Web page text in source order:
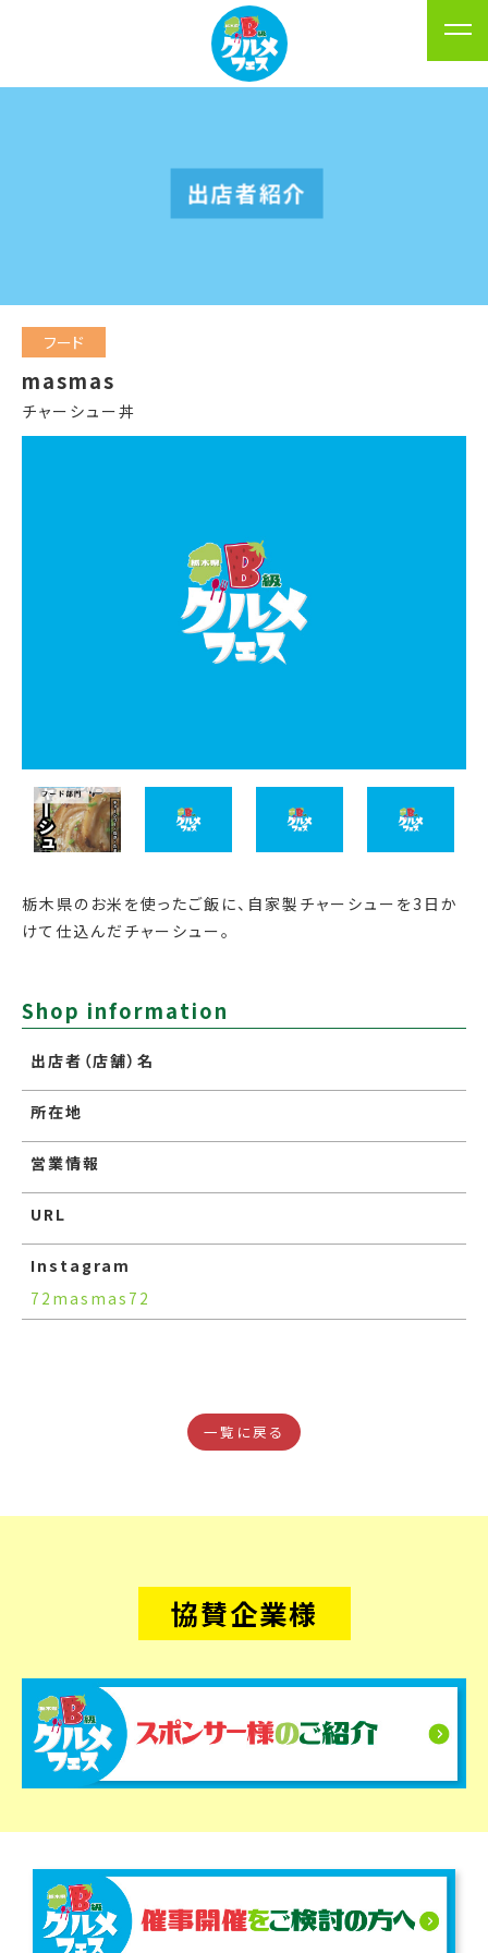
出店者紹介
フード
masmas
チャーシュー丼
栃木県のお米を使ったご飯に、自家製チャーシューを3日か
けて仕込んだチャーシュー。
Shop information
出店者（店舗）名
所在地
営業情報
URL
Instagram
72masmas72
一覧に戻る
協賛企業様